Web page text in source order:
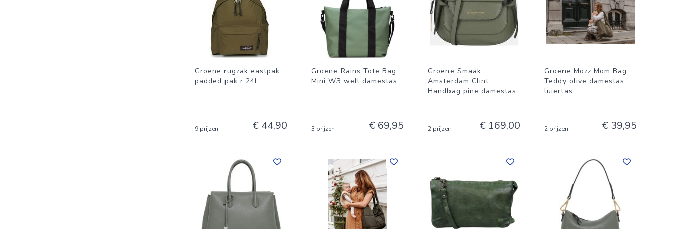
Groene rugzak eastpak
padded pak r 24l
9 prijzen € 44,90
Groene Rains Tote Bag
Mini W3 well damestas
3 prijzen € 69,95
Groene Smaak
Amsterdam Clint
Handbag pine damestas
2 prijzen € 169,00
Groene Mozz Mom Bag
Teddy olive damestas
luiertas
2 prijzen € 39,95